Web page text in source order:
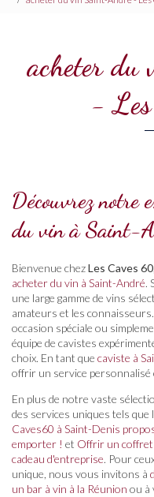
acheter
-
Découvrez notre
du vin à Saint-
Bienvenue chezLes Caves 60
acheter du vin à Saint-André.
une large gamme de vins
amateurs et les
occasion spéciale ou
équipe de cavistes
choix. En tant que caviste à
offrir un service personnalisé
En plus de notre vaste
des services uniques tels que
Caves60 à Saint-Denis
emporter ! et Offrir un coffret
cadeau d'entreprise. Pour
unique, nous vous invitons à
un bar à vin à la Réunion ou à